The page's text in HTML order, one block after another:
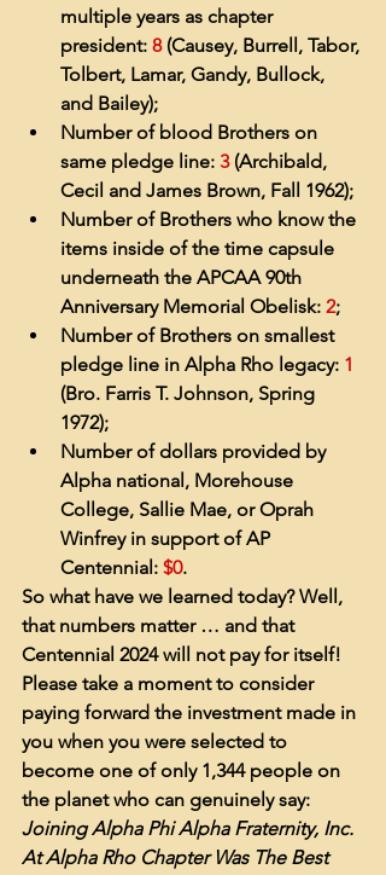
multiple years as chapter
president: 8 (Causey, Burrell, Tabor,
Tolbert, Lamar, Gandy, Bullock,
and Bailey);
Number of blood Brothers on
same pledge line: 3 (Archibald,
Cecil and James Brown, Fall 1962);
Number of Brothers who know the
items inside of the time capsule
underneath the APCAA 90th
Anniversary Memorial Obelisk: 2;
Number of Brothers on smallest
pledge line in Alpha Rho legacy: 1
(Bro. Farris T. Johnson, Spring
1972);
Number of dollars provided by
Alpha national, Morehouse
College, Sallie Mae, or Oprah
Winfrey in support of AP
Centennial: $0.
So what have we learned today? Well,
that numbers matter … and that
Centennial 2024 will not pay for itself!
Please take a moment to consider
paying forward the investment made in
you when you were selected to
become one of only 1,344 people on
the planet who can genuinely say:
Joining Alpha Phi Alpha Fraternity, Inc.
At Alpha Rho Chapter Was The Best